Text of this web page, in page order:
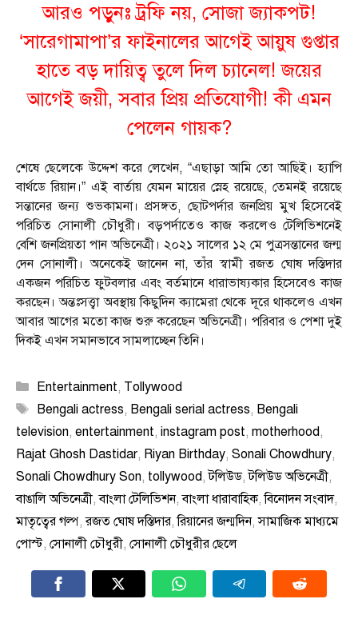
আরও পড়ুনঃ ট্রফি নয়, সোজা জ্যাকপট!
‘সারেগামাপা’র ফাইনালের আগেই আয়ুষ গুপ্তার
হাতে বড় দায়িত্ব তুলে দিল চ্যানেল! জয়ের
আগেই জয়ী, সবার প্রিয় প্রতিযোগী! কী এমন
পেলেন গায়ক?
শেষে ছেলেকে উদ্দেশ করে লেখেন, “এছাড়া আমি তো আছিই। হ্যাপি
বার্থডে রিয়ান।” এই বার্তায় যেমন মায়ের স্নেহ রয়েছে, তেমনই রয়েছে
সন্তানের জন্য শুভকামনা। প্রসঙ্গত, ছোটপর্দার জনপ্রিয় মুখ হিসেবেই
পরিচিত সোনালী চৌধুরী। বড়পর্দাতেও কাজ করলেও টেলিভিশনেই
বেশি জনপ্রিয়তা পান অভিনেত্রী। ২০২১ সালের ১২ মে পুত্রসন্তানের জন্ম
দেন সোনালী। অনেকেই জানেন না, তাঁর স্বামী রজত ঘোষ দস্তিদার
একজন পরিচিত ফুটবলার এবং বর্তমানে ধারাভাষ্যকার হিসেবেও কাজ
করছেন। অন্তঃসত্ত্বা অবস্থায় কিছুদিন ক্যামেরা থেকে দূরে থাকলেও এখন
আবার আগের মতো কাজ শুরু করেছেন অভিনেত্রী। পরিবার ও পেশা দুই
দিকই এখন সমানভাবে সামলাচ্ছেন তিনি।
Categories
Entertainment, Tollywood
Tags
Bengali actress, Bengali serial actress, Bengali
television, entertainment, instagram post, motherhood,
Rajat Ghosh Dastidar, Riyan Birthday, Sonali Chowdhury,
Sonali Chowdhury Son, tollywood,টলিউড,টলিউড অভিনেত্রী,
বাঙালি অভিনেত্রী,বাংলা টেলিভিশন,বাংলা ধারাবাহিক,বিনোদন সংবাদ,
মাতৃত্বের গল্প,রজত ঘোষ দস্তিদার,রিয়ানের জন্মদিন,সামাজিক মাধ্যমে
পোস্ট, সোনালী চৌধুরী, সোনালী চৌধুরীর ছেলে